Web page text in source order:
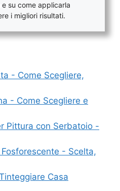
su come applicarla
i migliori risultati.
- Come Scegliere,
- Come Scegliere e
Pittura con Serbatoio -
- Scelta,
Casa